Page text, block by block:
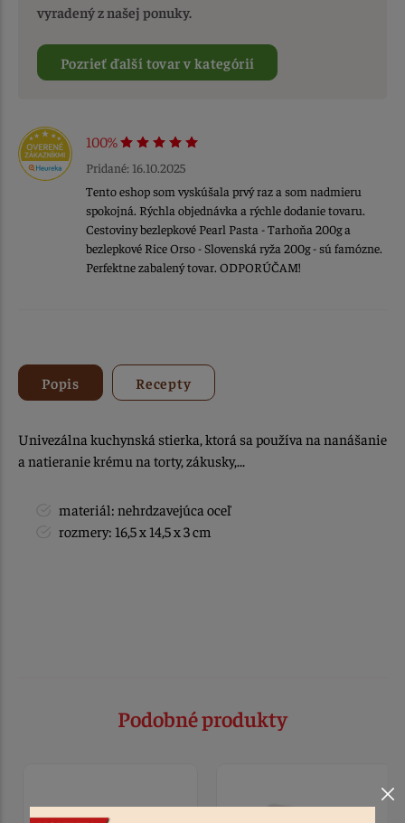
vyradený z našej ponuky.
Pozrieť ďalší tovar v kategórií
100%
Pridané: 16.10.2025
Tento eshop som vyskúšala prvý raz a som nadmieru
spokojná. Rýchla objednávka a rýchle dodanie tovaru.
Cestoviny bezlepkové Pearl Pasta - Tarhoňa 200g a
bezlepkové Rice Orso - Slovenská ryža 200g - sú famózne.
Perfektne zabalený tovar. ODPORÚČAM!
Popis Recepty
Univezálna kuchynská stierka, ktorá sa používa na nanášanie
a natieranie krému na torty, zákusky,...
materiál: nehrdzavejúca oceľ
rozmery: 16,5 x 14,5 x 3 cm
Podobné produkty